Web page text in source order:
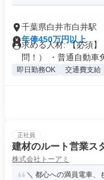
千葉県白井市白井駅
年俸450万円以上
求める人材: 【必須
問！） ・普通自動車
即日勤務OK 交通費支給
正社員
建材のルート営業ス
株式会社トーアミ
＼ 都心への満員電車、